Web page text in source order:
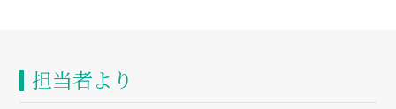
担当者より